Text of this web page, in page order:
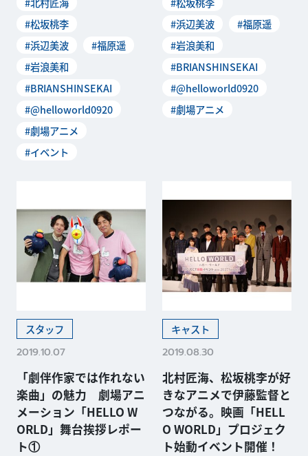
#松坂桃李
#浜辺美波
#福原遥
#岩浪美和
#BRIANSHINSEKAI
#@helloworld0920
#劇場アニメ
#イベント
#浜辺美波
#福原遥
#岩浪美和
#BRIANSHINSEKAI
#@helloworld0920
#劇場アニメ
スタッフ
2019.10.07
「劇伴作家では作れない
楽曲」の魅力 劇場アニ
メーション「HELLO W
ORLD」舞台挨拶レポー
ト①
キャスト
2019.08.30
北村匠海、松坂桃李が好
きなアニメで伊藤監督と
つながる。映画「HELL
O WORLD」プロジェク
ト始動イベント開催！